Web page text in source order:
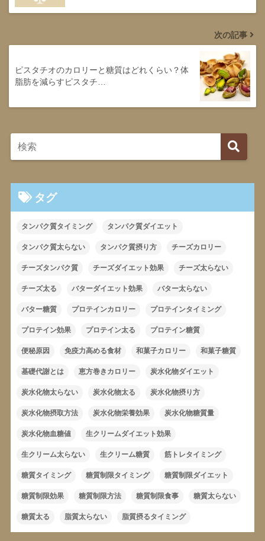
次の記事
ピスタチオのカロリーと糖質はどれくらい？体
脂肪を減らすピスタチ…
タグ
タンパク質タイミング タンパク質ダイエット
タンパク質太らない タンパク質摂り方 チーズカロリー
チーズタンパク質 チーズダイエット効果 チーズ太らない
チーズ太る バターダイエット効果 バター太らない
バター糖質 プロテインカロリー プロテインタイミング
プロテイン効果 プロテイン太る プロテイン糖質
便秘原因 免疫力高める食材 和菓子カロリー 和菓子糖質
基礎代謝とは 恵方巻きカロリー 炭水化物ダイエット
炭水化物太らない 炭水化物太る 炭水化物摂り方
炭水化物摂取方法 炭水化物栄養効果 炭水化物糖質量
炭水化物血糖値 生クリームダイエット効果
生クリーム太らない 生クリーム糖質 筋トレタイミング
糖質タイミング 糖質制限タイミング 糖質制限ダイエット
糖質制限効果 糖質制限方法 糖質制限食事 糖質太らない
糖質太る 脂質太らない 脂質摂るタイミング